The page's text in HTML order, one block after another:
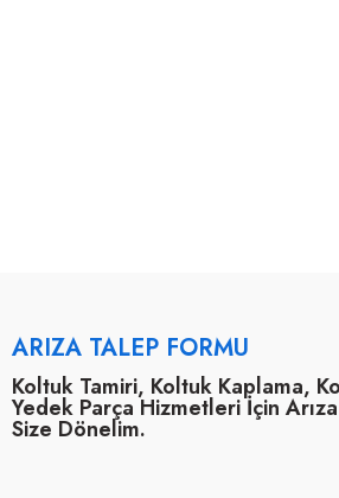
ARIZA TALEP FORMU
Koltuk Tamiri, Koltuk Kaplama,
Yedek Parça Hizmetleri İçin
Size Dönelim.